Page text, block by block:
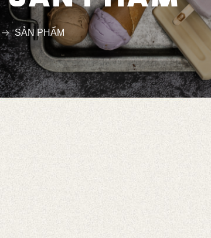
SẢN PHẨM